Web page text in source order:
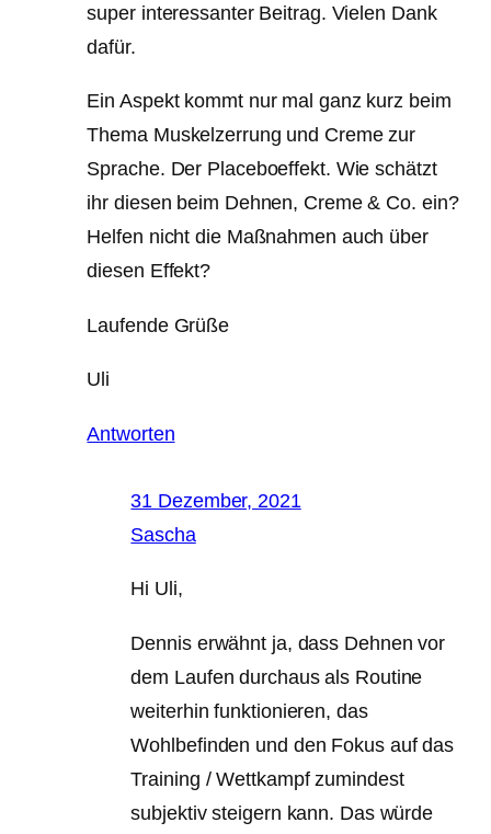
super interessanter Beitrag. Vielen Dank
dafür.
Ein Aspekt kommt nur mal ganz kurz beim
Thema Muskelzerrung und Creme zur
Sprache. Der Placeboeffekt. Wie schätzt
ihr diesen beim Dehnen, Creme & Co. ein?
Helfen nicht die Maßnahmen auch über
diesen Effekt?
Laufende Grüße
Uli
Antworten
31 Dezember, 2021
Sascha
Hi Uli,
Dennis erwähnt ja, dass Dehnen vor
dem Laufen durchaus als Routine
weiterhin funktionieren, das
Wohlbefinden und den Fokus auf das
Training / Wettkampf zumindest
subjektiv steigern kann. Das würde